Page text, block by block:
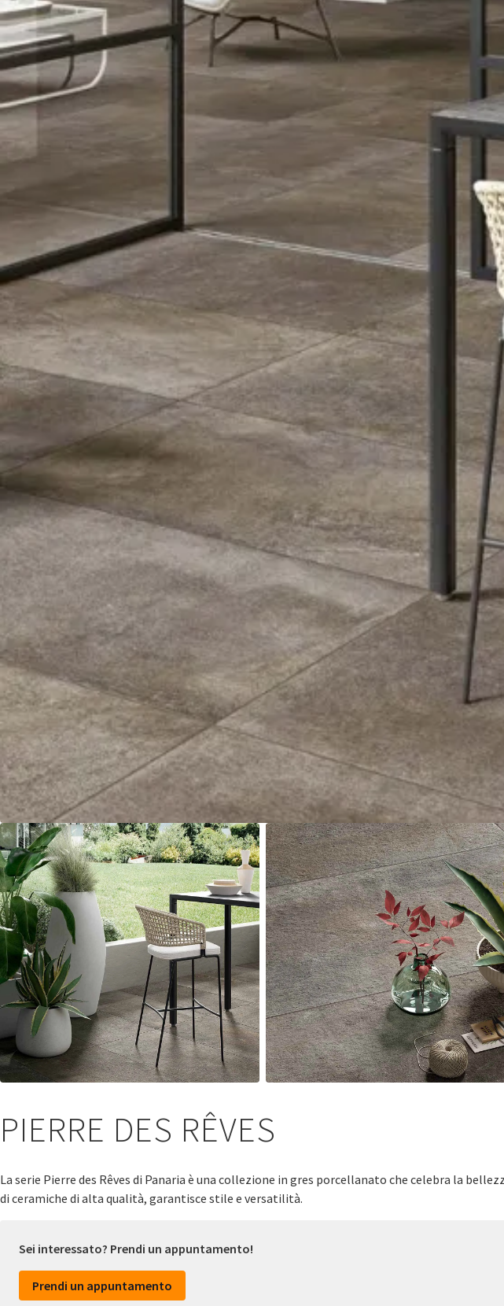
PIERRE DES RÊVES
La serie Pierre des Rêves di Panaria è una collezione in gres porcellanato che celebra la
di ceramiche di alta qualità, garantisce stile e versatilità.
Sei interessato? Prendi un appuntamento!
Prendi un appuntamento